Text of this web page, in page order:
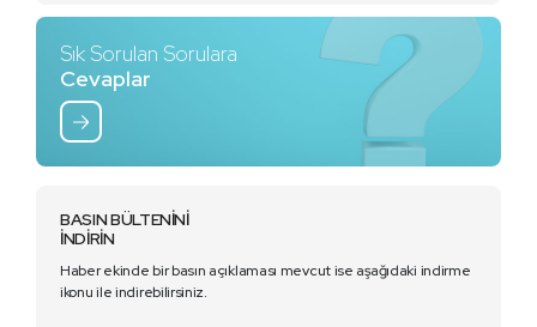
Sık Sorulan Sorulara
Cevaplar
BASIN BÜLTENİNİ
İNDİRİN
Haber ekinde bir basın açıklaması mevcut ise aşağıdaki indirme
ikonu ile indirebilirsiniz.